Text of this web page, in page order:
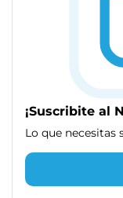
¡Suscribite al
Lo que necesitas